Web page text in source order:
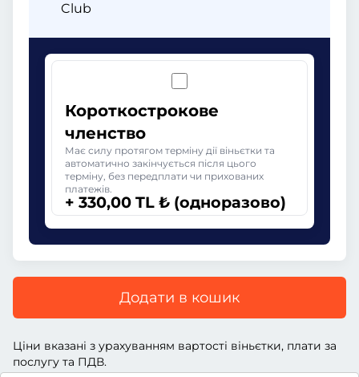
Club
Короткострокове
членство
Має силу протягом терміну дії віньєтки та
автоматично закінчується після цього
терміну, без передплати чи прихованих
платежів.
+ 330,00 TL ₺ (одноразово)
Додати в кошик
Ціни вказані з урахуванням вартості віньєтки, плати за
послугу та ПДВ.